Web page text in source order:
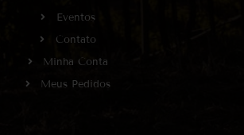
Eventos
Contato
Minha Conta
Meus Pedidos